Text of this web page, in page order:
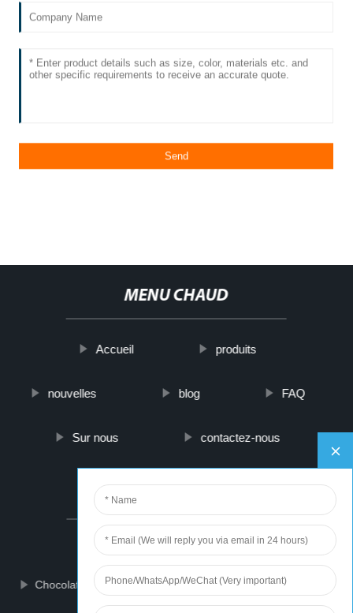
MENU CHAUD
Accueil produits
nouvelles blog FAQ
Sur nous contactez-nous
PARTNER COMPANY
reflective dog collars
Chocolate Chip Cookie Making Machine Casting rod